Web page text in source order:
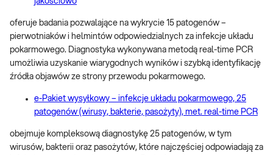
oferuje badania pozwalające na wykrycie 15 patogenów –
pierwotniaków i helmintów odpowiedzialnych za infekcje układu
pokarmowego. Diagnostyka wykonywana metodą real-time PCR
umożliwia uzyskanie wiarygodnych wyników i szybką identyfikację
źródła objawów ze strony przewodu pokarmowego.
e-Pakiet wysyłkowy – infekcje układu pokarmowego, 25
patogenów (wirusy, bakterie, pasożyty), met. real-time PCR
obejmuje kompleksową diagnostykę 25 patogenów, w tym
wirusów, bakterii oraz pasożytów, które najczęściej odpowiadają za